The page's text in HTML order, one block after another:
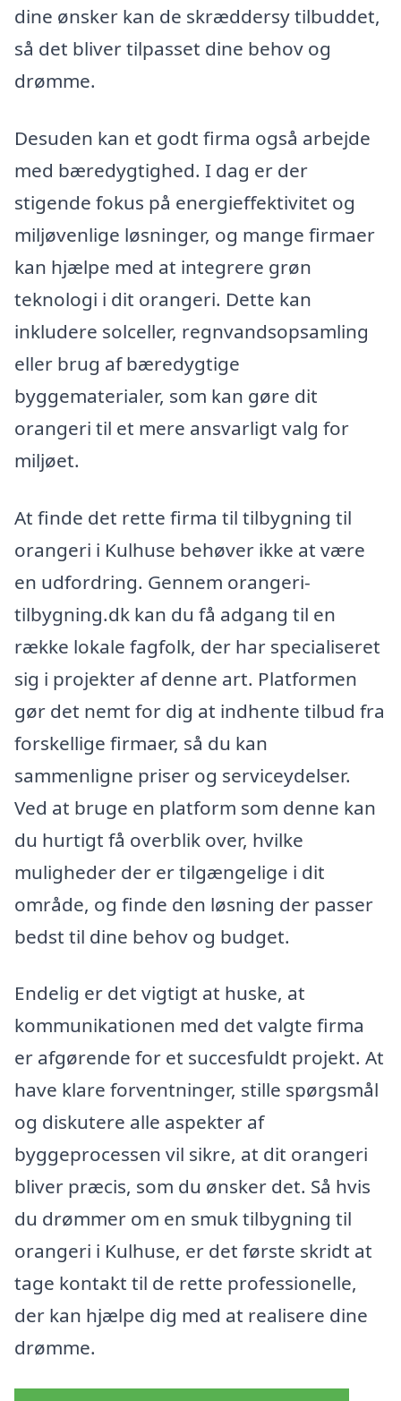
dine ønsker kan de skræddersy tilbuddet,
så det bliver tilpasset dine behov og
drømme.
Desuden kan et godt firma også arbejde
med bæredygtighed. I dag er der
stigende fokus på energieffektivitet og
miljøvenlige løsninger, og mange firmaer
kan hjælpe med at integrere grøn
teknologi i dit orangeri. Dette kan
inkludere solceller, regnvandsopsamling
eller brug af bæredygtige
byggematerialer, som kan gøre dit
orangeri til et mere ansvarligt valg for
miljøet.
At finde det rette firma til tilbygning til
orangeri i Kulhuse behøver ikke at være
en udfordring. Gennem orangeri-
tilbygning.dk kan du få adgang til en
række lokale fagfolk, der har specialiseret
sig i projekter af denne art. Platformen
gør det nemt for dig at indhente tilbud fra
forskellige firmaer, så du kan
sammenligne priser og serviceydelser.
Ved at bruge en platform som denne kan
du hurtigt få overblik over, hvilke
muligheder der er tilgængelige i dit
område, og finde den løsning der passer
bedst til dine behov og budget.
Endelig er det vigtigt at huske, at
kommunikationen med det valgte firma
er afgørende for et succesfuldt projekt. At
have klare forventninger, stille spørgsmål
og diskutere alle aspekter af
byggeprocessen vil sikre, at dit orangeri
bliver præcis, som du ønsker det. Så hvis
du drømmer om en smuk tilbygning til
orangeri i Kulhuse, er det første skridt at
tage kontakt til de rette professionelle,
der kan hjælpe dig med at realisere dine
drømme.